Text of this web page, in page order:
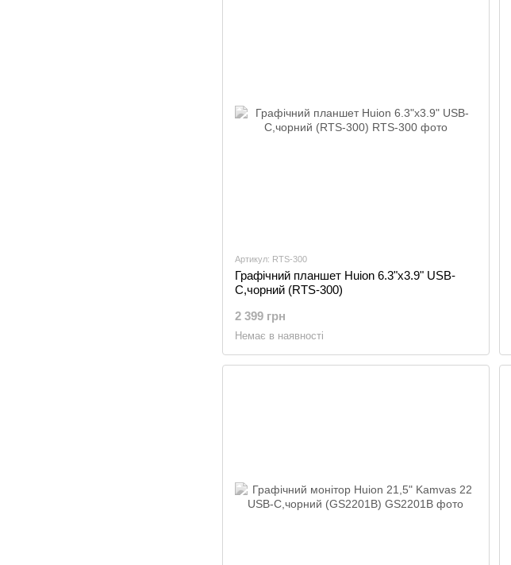
Артикул: RTS-300
Графічний планшет Huion 6.3"x3.9" USB-
C,чорний (RTS-300)
2 399 грн
Немає в наявності